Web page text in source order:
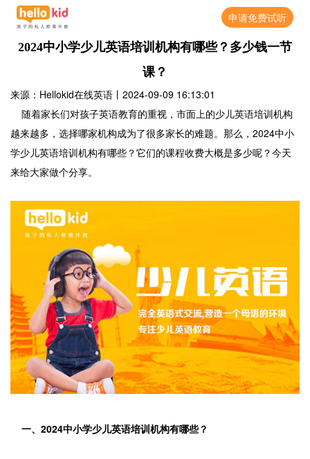
申请免费试听
2024中小学少儿英语培训机构有哪些？多少钱一节
课？
来源：Hellokid在线英语 丨 2024-09-09 16:13:01
随着家长们对孩子英语教育的重视，市面上的少儿英语培训机构
越来越多，选择哪家机构成为了很多家长的难题。那么，2024中小
学少儿英语培训机构有哪些？它们的课程收费大概是多少呢？今天
来给大家做个分享。
一、2024中小学少儿英语培训机构有哪些？